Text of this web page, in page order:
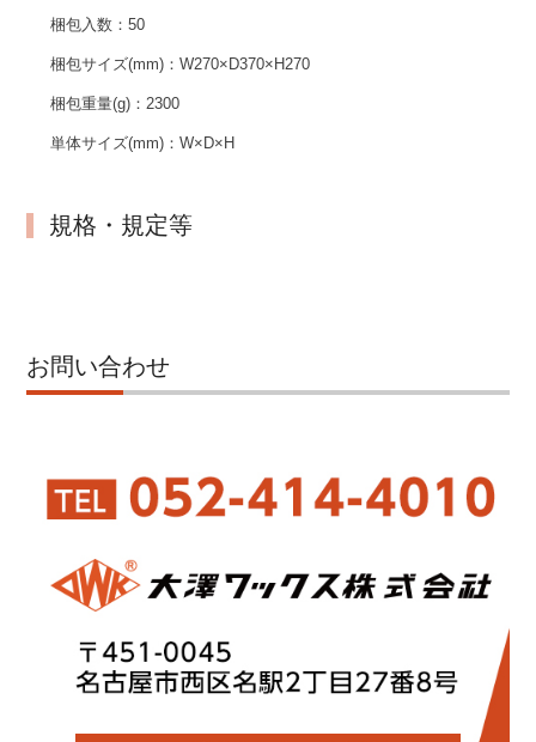
梱包入数：50
梱包サイズ(mm)：W270×D370×H270
梱包重量(g)：2300
単体サイズ(mm)：W×D×H
規格・規定等
お問い合わせ